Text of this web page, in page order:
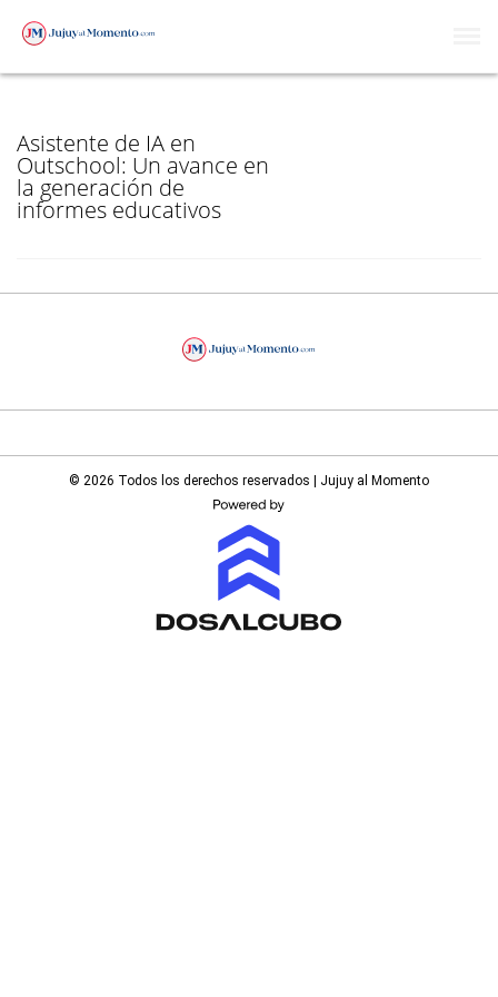
OUTSCHOOL
Asistente de IA en
Outschool: Un avance en
la generación de
informes educativos
© 2026 Todos los derechos reservados | Jujuy al Momento